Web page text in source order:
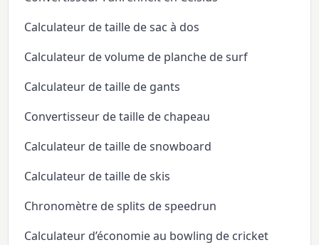
Calculateur de taille de sac à dos
Calculateur de volume de planche de surf
Calculateur de taille de gants
Convertisseur de taille de chapeau
Calculateur de taille de snowboard
Calculateur de taille de skis
Chronomètre de splits de speedrun
Calculateur d’économie au bowling de cricket